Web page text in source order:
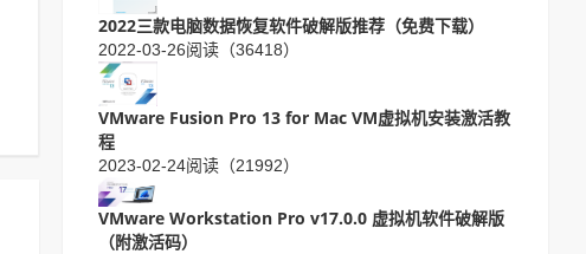
2022三款电脑数据恢复软件破解版推荐（免费下载）
2022-03-26阅读（36418）
VMware Fusion Pro 13 for Mac VM虚拟机安装激活教
程
2023-02-24阅读（21992）
VMware Workstation Pro v17.0.0 虚拟机软件破解版
（附激活码）